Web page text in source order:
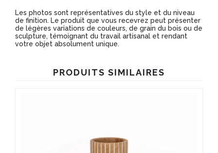
Les photos sont représentatives du style et du niveau
de finition. Le produit que vous recevrez peut présenter
de légères variations de couleurs, de grain du bois ou de
sculpture, témoignant du travail artisanal et rendant
votre objet absolument unique.
PRODUITS SIMILAIRES